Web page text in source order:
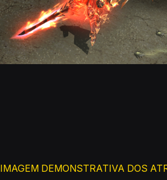
IMAGEM DEMONSTRATIVA DOS